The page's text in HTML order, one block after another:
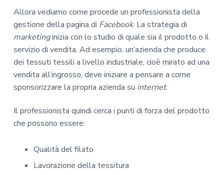
Allora vediamo come procede un professionista della
gestione della pagina di Facebook. La strategia di
marketinginizia con lo studio di quale sia il prodotto o il
servizio di vendita. Ad esempio, un’azienda che produce
dei tessuti tessili a livello industriale, cioè mirato ad una
vendita all’ingrosso, deve iniziare a pensare a come
sponsorizzare la propria azienda su internet.
Il professionista quindi cerca i punti di forza del prodotto
che possono essere:
Qualità del filato
Lavorazione della tessitura